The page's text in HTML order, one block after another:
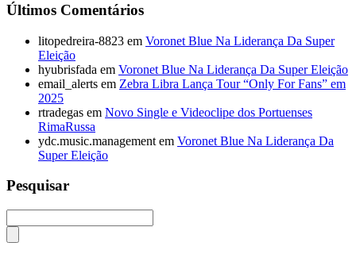
Últimos Comentários
litopedreira-8823 em Voronet Blue Na Liderança Da Super
Eleição
hyubrisfada em Voronet Blue Na Liderança Da Super Eleição
email_alerts em Zebra Libra Lança Tour “Only For Fans” em
2025
rtradegas em Novo Single e Videoclipe dos Portuenses
RimaRussa
ydc.music.management em Voronet Blue Na Liderança Da
Super Eleição
Pesquisar